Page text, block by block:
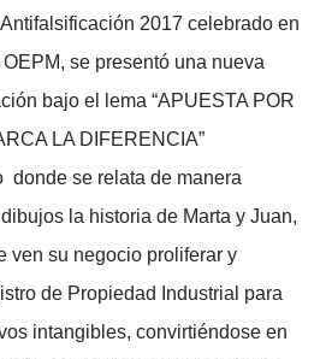
2017 celebrado en
se presentó una nueva
bajo el lema “APUESTA POR
LA DIFERENCIA”
donde se relata de manera
la historia de Marta y Juan,
ven su negocio proliferar y
de Propiedad Industrial para
intangibles, convirtiéndose en